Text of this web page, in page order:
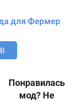
для Фермер
Понравилась
мод? Не